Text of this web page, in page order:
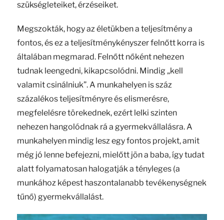
szükségleteiket, érzéseiket.
Megszokták, hogy az életükben a teljesítmény a
fontos, és ez a teljesítménykényszer felnőtt korra is
általában megmarad. Felnőtt nőként nehezen
tudnak leengedni, kikapcsolódni. Mindig „kell
valamit csinálniuk”. A munkahelyen is száz
százalékos teljesítményre és elismerésre,
megfelelésre törekednek, ezért lelki szinten
nehezen hangolódnak rá a gyermekvállalásra. A
munkahelyen mindig lesz egy fontos projekt, amit
még jó lenne befejezni, mielőtt jön a baba, így tudat
alatt folyamatosan halogatják a tényleges (a
munkához képest haszontalanabb tevékenységnek
tűnő) gyermekvállalást.